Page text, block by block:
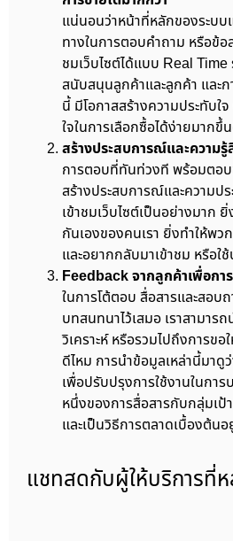
แน่นอนว่าหน้าที่หลักของระบ
ทางในการตอบคำถาม หรือข้
ชมเว็บไซต์ได้แบบ Real Time
สนับสนุนลูกค้าและลูกค้า และ
นี้ มีโอกาสสร้างความประทับ
ใจในการเลือกซื้อได้ง่ายมากขึ้
สร้างประสบการณ์และความ
การตอบที่ทันท่วงที พร้อมตอ
สร้างประสบการณ์และความป
เข้าชมเว็บไซต์เป็นอย่างมาก
กันเองของคนเรา ยิ่งทำให้พว
และอยากกลับมาเข้าชม หรือใ
Feedback จากลูกค้าเพื่อกา
ในการโต้ตอบ สื่อสารและสอบ
บทสนทนาไว้เสมอ เราสามา
วิเคราะห์ หรือรวมไปถึงการขอ
ดีไหม การนำข้อมูลเหล่านี้มาดู
เพื่อปรับปรุงการใช้งานในกา
หนึ่งของการสื่อสารกับกลุ่มเป้
และเป็นวิธีการตลาดเบื้องต้น
แชทสดกับผู้ให้บริการที่